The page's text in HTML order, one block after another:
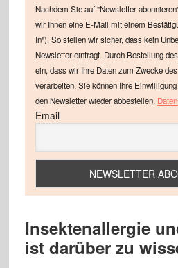
Nachdem Sie auf "Newsletter
wir Ihnen eine E-Mail mit einem
In"). So stellen wir sicher, dass kein
Newsletter einträgt. Durch Bestellung
ein, dass wir Ihre Daten zum Zwecke
verarbeiten. Sie können Ihre
den Newsletter wieder abbestellen.
Email
Insektenallergie
ist darüber zu